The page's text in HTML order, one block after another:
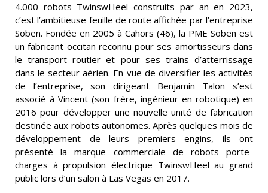
4.000 robots TwinswHeel construits par an en 2023,
c’est l’ambitieuse feuille de route affichée par l’entreprise
Soben. Fondée en 2005 à Cahors (46), la PME Soben est
un fabricant occitan reconnu pour ses amortisseurs dans
le transport routier et pour ses trains d’atterrissage
dans le secteur aérien. En vue de diversifier les activités
de l’entreprise, son dirigeant Benjamin Talon s’est
associé à Vincent (son frère, ingénieur en robotique) en
2016 pour développer une nouvelle unité de fabrication
destinée aux robots autonomes. Après quelques mois de
développement de leurs premiers engins, ils ont
présenté la marque commerciale de robots porte-
charges à propulsion électrique TwinswHeel au grand
public lors d’un salon à Las Vegas en 2017.